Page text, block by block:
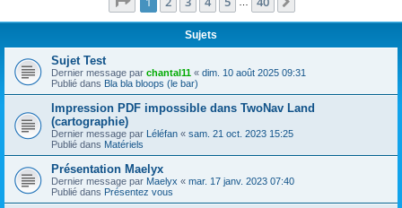
Sujets
Sujet Test
Dernier message par chantal11 « dim. 10 août 2025 09:31
Publié dans Bla bla bloops (le bar)
Impression PDF impossible dans TwoNav Land
(cartographie)
Dernier message par Léléfan « sam. 21 oct. 2023 15:25
Publié dans Matériels
Présentation Maelyx
Dernier message par Maelyx « mar. 17 janv. 2023 07:40
Publié dans Présentez vous